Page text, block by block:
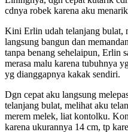
cdnya robek karena aku
Kini Erlin udah telanjang bulat,
langsung bangun dan
tanpa benang sehelaipun, Erlin
merasa malu karena tubuhnya
yg dianggapnya kakak sendiri.
Dgn cepat aku langsung
telanjang bulat, melihat aku
merem melek, liat kontolku.
karena ukurannya 14 cm, tp